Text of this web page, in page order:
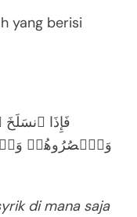
yang berisi
فَإِذَا
وَٱحۡصُرُوهُمۡ
di mana saja